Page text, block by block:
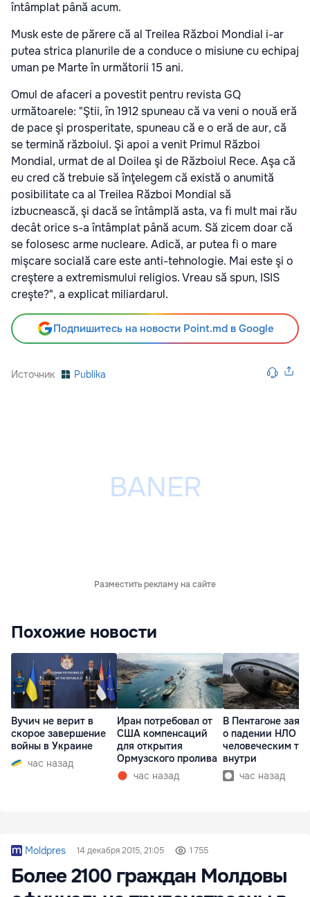
întâmplat până acum.
Musk este de părere că al Treilea Război Mondial i-ar
putea strica planurile de a conduce o misiune cu echipaj
uman pe Marte în următorii 15 ani.
Omul de afaceri a povestit pentru revista GQ
următoarele: "Ştii, în 1912 spuneau că va veni o nouă eră
de pace şi prosperitate, spuneau că e o eră de aur, că
se termină războiul. Şi apoi a venit Primul Război
Mondial, urmat de al Doilea şi de Războiul Rece. Aşa că
eu cred că trebuie să înţelegem că există o anumită
posibilitate ca al Treilea Război Mondial să
izbucnească, şi dacă se întâmplă asta, va fi mult mai rău
decât orice s-a întâmplat până acum. Să zicem doar că
se folosesc arme nucleare. Adică, ar putea fi o mare
mişcare socială care este anti-tehnologie. Mai este şi o
creştere a extremismului religios. Vreau să spun, ISIS
creşte?", a explicat miliardarul.
Подпишитесь на новости Point.md в Google
Источник Publika
Разместить рекламу на сайте
Похожие новости
Вучич не верит в
скорое завершение
войны в Украине
час назад
Иран потребовал от
США компенсаций
для открытия
Ормузского пролива
час назад
В Пентагоне
о падении НЛО с
человеческим
внутри
час назад
Moldpres 14 декабря 2015, 21:05 1 755
Более 2100 граждан Молдовы